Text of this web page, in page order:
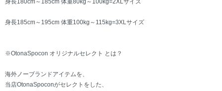
身長180cm～185cm 体重80kg～100kg=2XLサイズ
身長185cm～195cm 体重100kg～115kg=3XLサイズ
※OtonaSpocon オリジナルセレクト とは？
海外ノーブランドアイテムを、
当店OtonaSpoconがセレクトをした、